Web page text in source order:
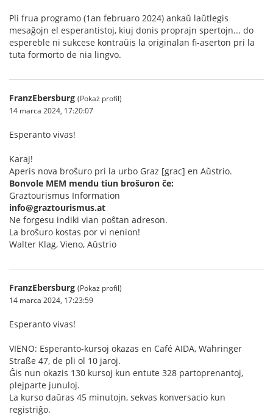
Pli frua programo (1an februaro 2024) ankaŭ laŭtlegis
mesaĝojn el esperantistoj, kiuj donis proprajn spertojn... do
espereble ni sukcese kontraŭis la originalan fi-aserton pri la
tuta formorto de nia lingvo.
FranzEbersburg (Pokaż profil)
14 marca 2024, 17:20:07
Esperanto vivas!
Karaj!
Aperis nova broŝuro pri la urbo Graz [grac] en Aŭstrio.
Bonvole MEM mendu tiun broŝuron ĉe:
Graztourismus Information
info@graztourismus.at
Ne forgesu indiki vian poŝtan adreson.
La broŝuro kostas por vi nenion!
Walter Klag, Vieno, Aŭstrio
FranzEbersburg (Pokaż profil)
14 marca 2024, 17:23:59
Esperanto vivas!
VIENO: Esperanto-kursoj okazas en Café AIDA, Währinger
Straße 47, de pli ol 10 jaroj.
Ĝis nun okazis 130 kursoj kun entute 328 partoprenantoj,
plejparte junuloj.
La kurso daŭras 45 minutojn, sekvas konversacio kun
registriĝo.